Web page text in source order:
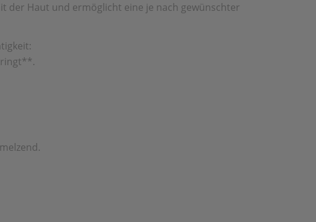
der Haut und ermöglicht eine je nach gewünschter